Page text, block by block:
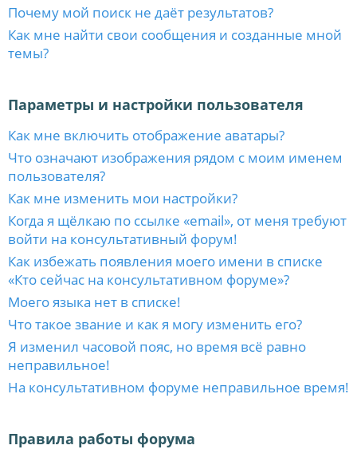
Почему мой поиск не даёт результатов?
Как мне найти свои сообщения и созданные мной
темы?
Параметры и настройки пользователя
Как мне включить отображение аватары?
Что означают изображения рядом с моим именем
пользователя?
Как мне изменить мои настройки?
Когда я щёлкаю по ссылке «email», от меня требуют
войти на консультативный форум!
Как избежать появления моего имени в списке
«Кто сейчас на консультативном форуме»?
Моего языка нет в списке!
Что такое звание и как я могу изменить его?
Я изменил часовой пояс, но время всё равно
неправильное!
На консультативном форуме неправильное время!
Правила работы форума